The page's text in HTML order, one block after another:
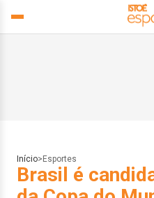
Início> Esportes
Brasil é